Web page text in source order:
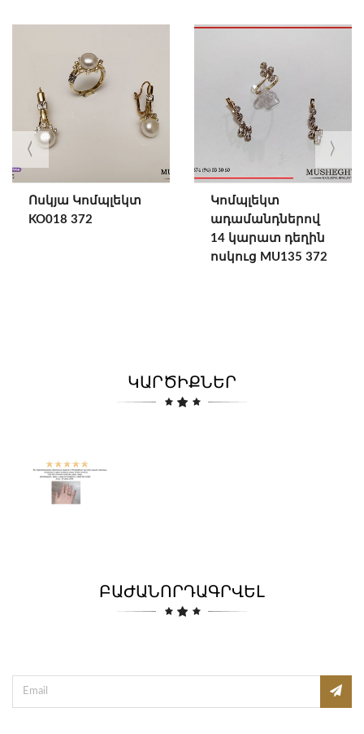
Ոսկյա Կոմպլեկտ
KO018 372
Կոմպլեկտ
ադամանդներով
14 կարատ դեղին
ոսկուց MU135 372
ԿԱՐԾԻՔՆԵՐ
ԲԱԺԱՆՈՐԴԱԳՐՎԵԼ